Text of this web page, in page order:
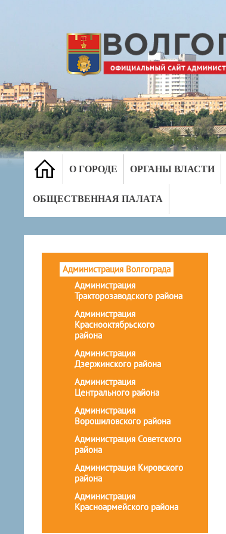
О ГОРОДЕ ОРГАНЫ ВЛАСТИ
ОБЩЕСТВЕННАЯ ПАЛАТА
Администрация Волгограда
Администрация
Тракторозаводского района
Администрация
Краснооктябрьского
района
Администрация
Дзержинского района
Администрация
Центрального района
Администрация
Ворошиловского района
Администрация Советского
района
Администрация Кировского
района
Администрация
Красноармейского района